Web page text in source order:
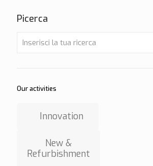
Picerca
Our activities
Innovation
New &
Refurbishment